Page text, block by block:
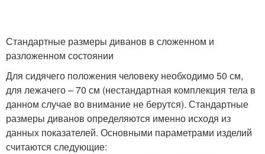
Стандартные размеры диванов в сложенном и
разложенном состоянии
Для сидячего положения человеку необходимо 50 см,
для лежачего – 70 см (нестандартная комплекция тела в
данном случае во внимание не берутся). Стандартные
размеры диванов определяются именно исходя из
данных показателей. Основными параметрами изделий
считаются следующие: